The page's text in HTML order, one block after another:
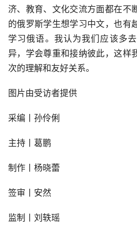
济、教育、文化交流方面都在不
的俄罗斯学生想学习中文，也有
学习俄语。我认为我们应该多
异，学会尊重和接纳彼此，这样
次的理解和友好关系。
图片由受访者提供
采编丨孙伶俐
主持丨葛鹏
制作丨杨晓蕾
签审丨安然
监制丨刘轶瑶